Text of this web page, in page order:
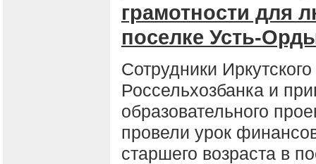
грамотности для
поселке Усть-
Сотрудники
Россельхозбанка и
образовательного
провели урок
старшего возраста в